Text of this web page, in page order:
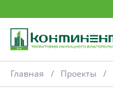
Главная Проекты